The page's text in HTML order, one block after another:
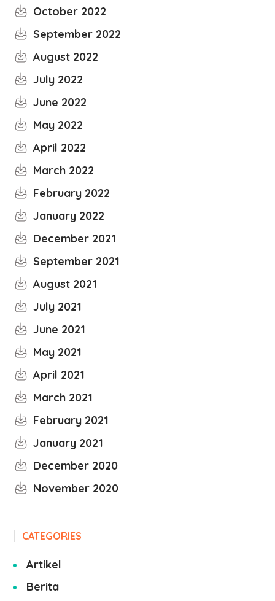
October 2022
September 2022
August 2022
July 2022
June 2022
May 2022
April 2022
March 2022
February 2022
January 2022
December 2021
September 2021
August 2021
July 2021
June 2021
May 2021
April 2021
March 2021
February 2021
January 2021
December 2020
November 2020
CATEGORIES
Artikel
Berita